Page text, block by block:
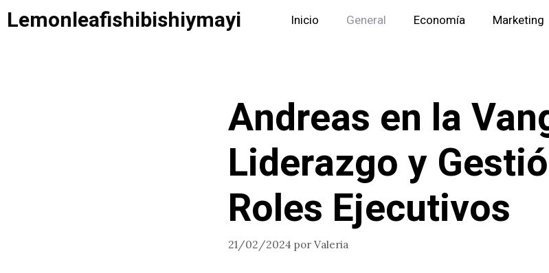
Saltar
alLemonleafishibishiymayi Inicio General Economía Marketing
Andreas en la
Liderazgo y
Roles Ejecutivos
21/02/2024 por Valeria